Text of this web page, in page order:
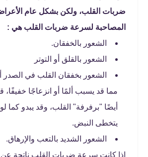
ضربات القلب، ولكن بشكل عام
المصاحبة لسرعة ضربات القلب هي :
الشعور بالخفقان.
الشعور بالقلق أو التوتر
الشعور بخفقان القلب في الصدر
مما قد يسبب ألمًا أو انزعاجًا خفيفًا،
أيضًا "برفرفة" القلب، وقد يبدو كما لو
يتخطى النبض.
الشعور الشديد بالتعب والإرهاق.
إذا كانت سرعة ضربات القلب ناتجة